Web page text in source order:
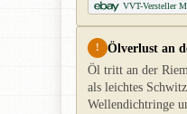
VVT-Versteller
! Ölverlust an
Öl tritt an der
als leichtes
Wellendichtringe